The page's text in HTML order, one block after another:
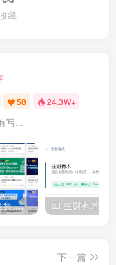
藏
58 24.3W+
写...
IT类所有渠道合集 持续日更，目前近四千多条资源 年费用户微信私信获取权限
下一篇